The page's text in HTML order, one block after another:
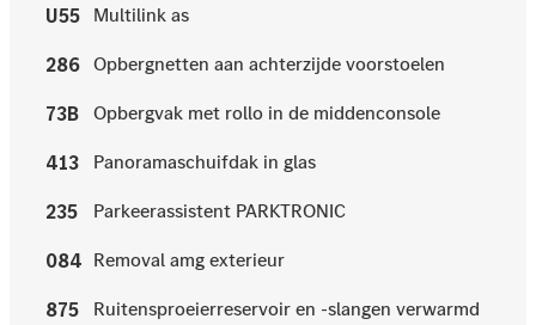
U55 Multilink as
286 Opbergnetten aan achterzijde voorstoelen
73B Opbergvak met rollo in de middenconsole
413 Panoramaschuifdak in glas
235 Parkeerassistent PARKTRONIC
084 Removal amg exterieur
875 Ruitensproeierreservoir en -slangen verwarmd